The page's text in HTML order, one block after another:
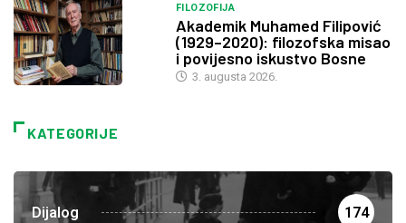
FILOZOFIJA
Akademik Muhamed Filipović
(1929–2020): filozofska misao
i povijesno iskustvo Bosne
3. augusta 2026.
KATEGORIJE
Dijalog 174